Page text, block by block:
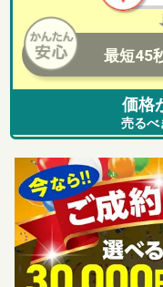
最短45
価格
売るべ